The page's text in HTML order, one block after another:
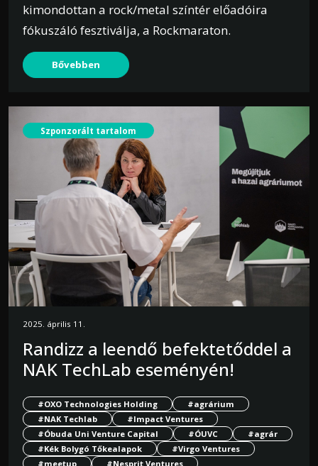
kimondottan a rock/metal színtér előadóira
fókuszáló fesztiválja, a Rockmaraton.
Bővebben
Szponzorált tartalom
2025. április 11.
Randizz a leendő befektetőddel a
NAK TechLab eseményén!
#OXO Technologies Holding
#agrárium
#NAK Techlab
#Impact Ventures
#Óbuda Uni Venture Capital
#ÓUVC
#agrár
#Kék Bolygó Tőkealapok
#Virgo Ventures
#meetup
#Nesprit Ventures